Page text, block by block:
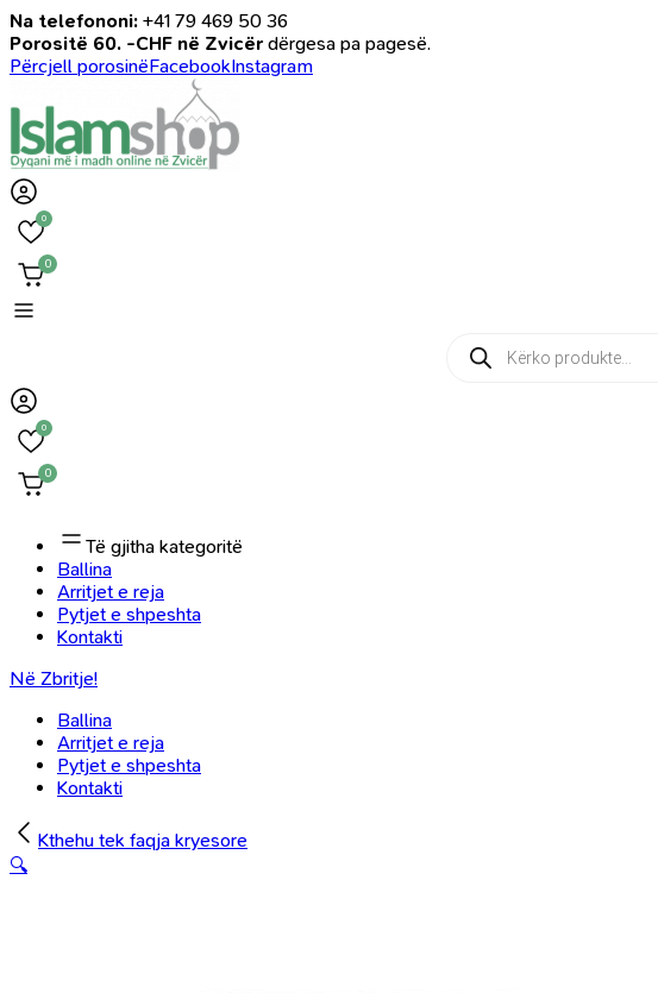
Na telefononi: +41 79 469 50 36
Porositë 60. -CHF në Zvicër dërgesa pa pagesë.
Përcjell porosinëFacebookInstagram
0
0
Products
search
0
0
Të gjitha kategoritë
Ballina
Arritjet e reja
Pytjet e shpeshta
Kontakti
Në Zbritje!
Ballina
Arritjet e reja
Pytjet e shpeshta
Kontakti
Kthehu tek faqja kryesore
🔍